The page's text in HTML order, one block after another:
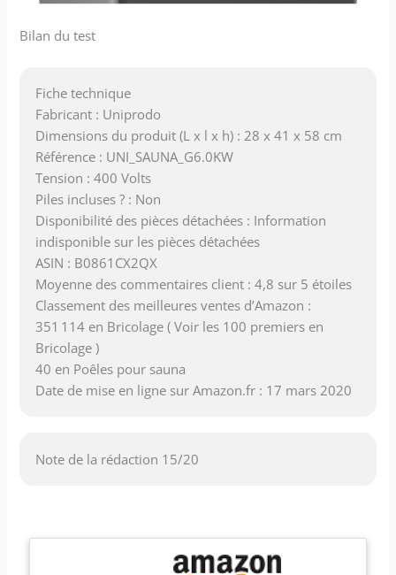
Bilan du test
Fiche technique
Fabricant : Uniprodo
Dimensions du produit (L x l x h) : 28 x 41 x 58 cm
Référence : UNI_SAUNA_G6.0KW
Tension : 400 Volts
Piles incluses ? : Non
Disponibilité des pièces détachées : Information
indisponible sur les pièces détachées
ASIN : B0861CX2QX
Moyenne des commentaires client : 4,8 sur 5 étoiles
Classement des meilleures ventes d’Amazon :
351 114 en Bricolage ( Voir les 100 premiers en
Bricolage )
40 en Poêles pour sauna
Date de mise en ligne sur Amazon.fr : 17 mars 2020
Note de la rédaction 15/20